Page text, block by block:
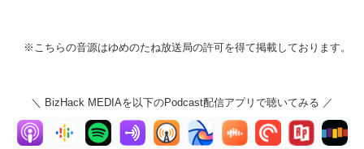
※こちらの音源はゆめのたね放送局の許可を得て掲載しております。
＼ BizHack MEDIAを以下のPodcast配信アプリで聴いてみる ／